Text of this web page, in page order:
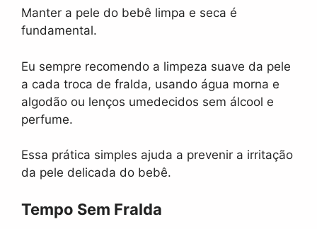
Manter a pele do bebê limpa e seca é
fundamental.
Eu sempre recomendo a limpeza suave da pele
a cada troca de fralda, usando água morna e
algodão ou lenços umedecidos sem álcool e
perfume.
Essa prática simples ajuda a prevenir a irritação
da pele delicada do bebê.
Tempo Sem Fralda